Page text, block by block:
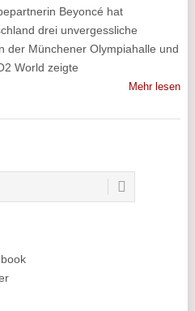
Beyoncé hat
drei unvergessliche
der Münchener Olympiahalle und
World zeigte
Mehr lesen